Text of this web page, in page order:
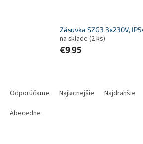
Zásuvka SZG3 3x230V,
na sklade (2 ks)
€9,95
Odporúčame Najlacnejšie Najdrahšie
Abecedne